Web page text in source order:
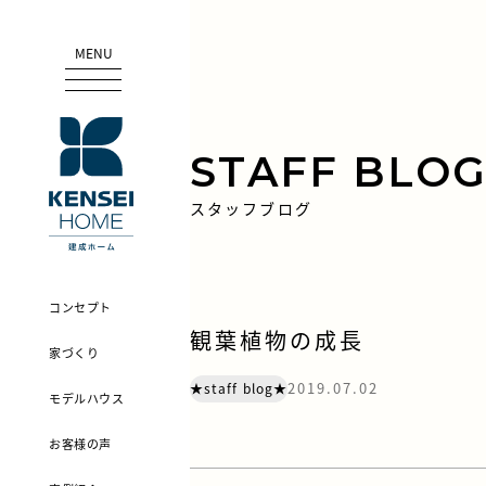
MENU
コンセプト
家づくり
モデルハウス
お客様の声
STAFF
スタッフブログ
観葉植物の成長
★staff blog★2019.07.02